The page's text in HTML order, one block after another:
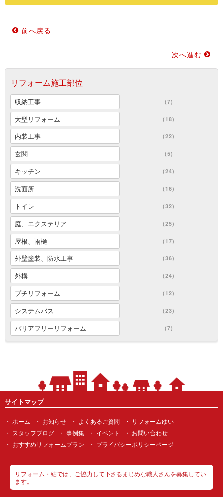
前へ戻る
次へ進む
リフォーム施工部位
収納工事 (7)
大型リフォーム (18)
内装工事 (22)
玄関 (5)
キッチン (24)
洗面所 (16)
トイレ (32)
庭、エクステリア (25)
屋根、雨樋 (17)
外壁塗装、防水工事 (36)
外構 (24)
プチリフォーム (12)
システムバス (23)
バリアフリーリフォーム (7)
サイトマップ
ホーム お知らせ よくあるご質問
リフォームゆい
スタッフブログ
事例集 イベント
お問い合わせ
おすすめリフォームプラン
プライバシーポリシーページ
リフォーム・結では、ご協力して下さるまじめな職人さんを募集してい
ます。